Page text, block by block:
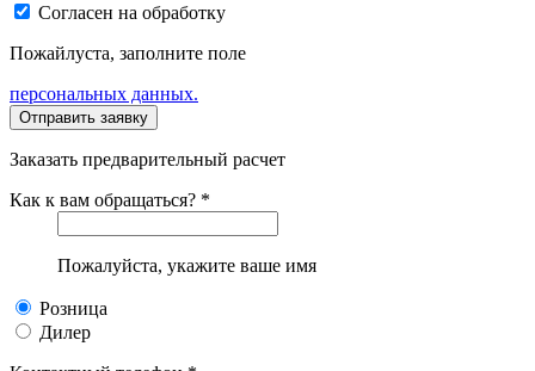
Согласен на обработку
Пожайлуста, заполните поле
персональных данных.
Заказать предварительный расчет
Как к вам обращаться? *
Пожалуйста, укажите ваше имя
Розница
Дилер